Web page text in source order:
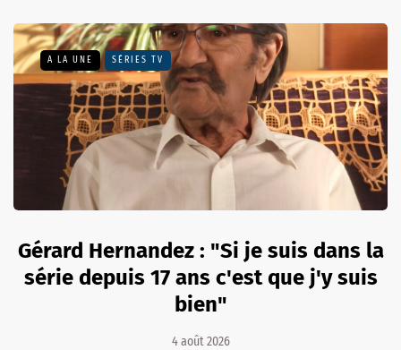
A LA UNE SÉRIES TV
Gérard Hernandez : "Si je suis dans la
série depuis 17 ans c'est que j'y suis
bien"
4 août 2026